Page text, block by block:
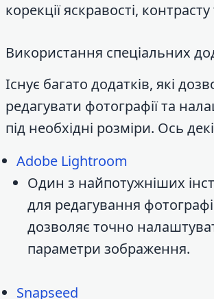
корекції яскравості,
Використання спеціальних
Існує багато додатків, які
редагувати фотографії та
під необхідні розміри. Ось
Adobe Lightroom
Один з найпотужніших
для редагування
дозволяє точно
параметри зображення.
Snapseed